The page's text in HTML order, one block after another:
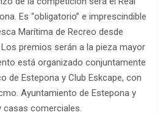
Es “obligatorio” e imprescindible
Marítima de Recreo desde
premios serán a la pieza mayor
está organizado conjuntamente
de Estepona y Club Eskcape, con
Ayuntamiento de Estepona y
comerciales.